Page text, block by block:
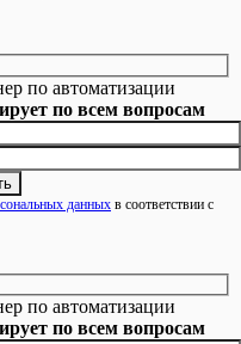
по автоматизации
по всем вопросам
данных в соответствии с
по автоматизации
по всем вопросам